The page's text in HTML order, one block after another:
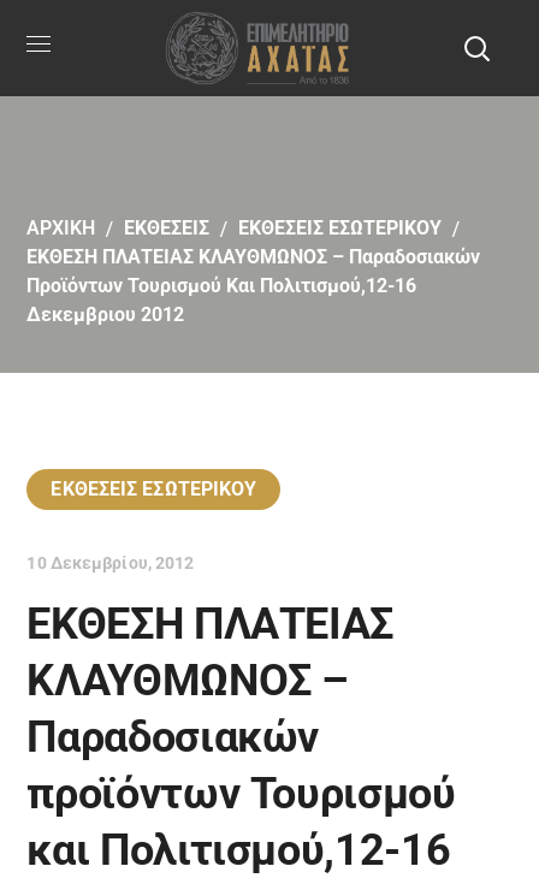
ΑΡΧΙΚΗ ΕΚΘΕΣΕΙΣ
ΕΚΘΕΣΕΙΣ ΕΣΩΤΕΡΙΚΟΥ
ΕΚΘΕΣΗ ΠΛΑΤΕΙΑΣ ΚΛΑΥΘΜΩΝΟΣ – Παραδοσιακών
Προϊόντων Τουρισμού Και Πολιτισμού,12-16
Δεκεμβριου 2012
ΕΚΘΕΣΕΙΣ ΕΣΩΤΕΡΙΚΟΥ
10 Δεκεμβρίου, 2012
ΕΚΘΕΣΗ ΠΛΑΤΕΙΑΣ
ΚΛΑΥΘΜΩΝΟΣ –
Παραδοσιακών
προϊόντων Τουρισμού
και Πολιτισμού,12-16